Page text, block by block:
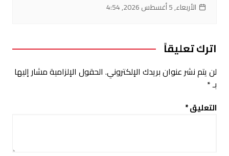
الأربعاء, 5 أغسطس 2026, 4:54
اترك تعليقاً
لن يتم نشر عنوان بريدك الإلكتروني. الحقول الإلزامية مشار إليها
بـ*
التعليق*